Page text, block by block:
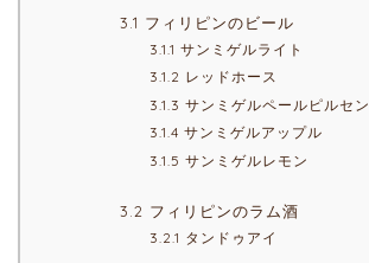
3.1 フィリピンのビール
3.1.1 サンミゲルライト
3.1.2 レッドホース
3.1.3 サンミゲルペールピルセン
3.1.4 サンミゲルアップル
3.1.5 サンミゲルレモン
3.2 フィリピンのラム酒
3.2.1 タンドゥアイ